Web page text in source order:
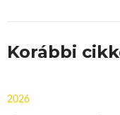
Korábbi
2026